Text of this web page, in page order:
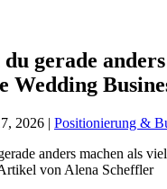
gerade
Wedding
2026 | Positionierung &